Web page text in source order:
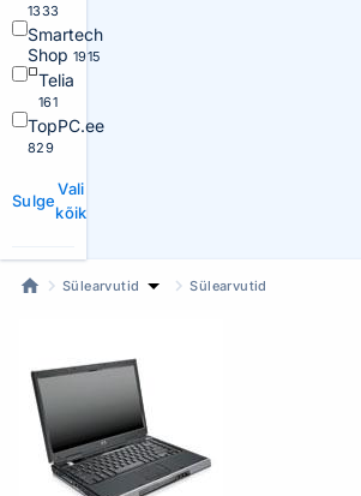
1333
Smartech
Shop 1915
Telia
161
TopPC.ee
829
Sulge
Vali
kõik
Sülearvutid Sülearvutid